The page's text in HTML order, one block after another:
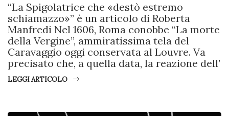
“La Spigolatrice che «destò estremo
schiamazzo»” è un articolo di Roberta
Manfredi Nel 1606, Roma conobbe “La morte
della Vergine”, ammiratissima tela del
Caravaggio oggi conservata al Louvre. Va
precisato che, a quella data, la reazione dell’
LEGGI ARTICOLO